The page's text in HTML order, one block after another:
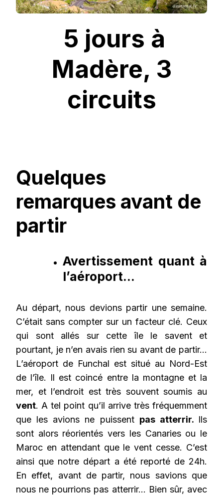
5 jours à
Madère, 3
circuits
Quelques
remarques avant de
partir
Avertissement quant à
l’aéroport…
Au départ, nous devions partir une semaine.
C’était sans compter sur un facteur clé. Ceux
qui sont allés sur cette île le savent et
pourtant, je n’en avais rien su avant de partir…
L’aéroport de Funchal est situé au Nord-Est
de l’île. Il est coincé entre la montagne et la
mer, et l’endroit est très souvent soumis au
vent. A tel point qu’il arrive très fréquemment
que les avions ne puissent pas atterrir. Ils
sont alors réorientés vers les Canaries ou le
Maroc en attendant que le vent cesse. C’est
ainsi que notre départ a été reporté de 24h.
En effet, avant de partir, nous savions que
nous ne pourrions pas atterrir… Bien sûr, avec